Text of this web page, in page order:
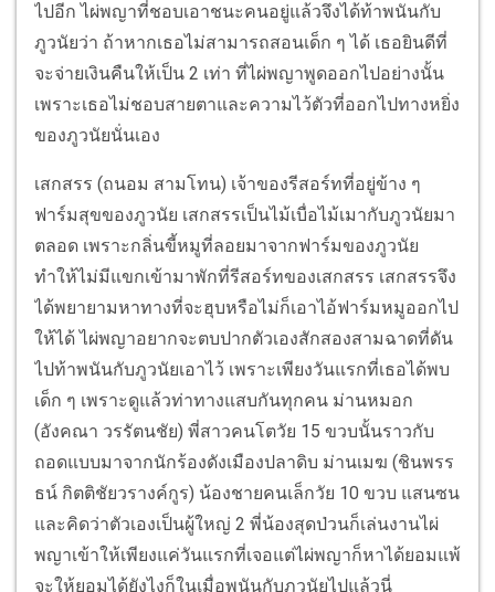
ไปอีก ไผ่พญาที่ชอบเอาชนะคนอยู่แล้วจึงได้ท้าพนันกับ
ภูวนัยว่า ถ้าหากเธอไม่สามารถสอนเด็ก ๆ ได้ เธอยินดีที่
จะจ่ายเงินคืนให้เป็น 2 เท่า ที่ไผ่พญาพูดออกไปอย่างนั้น
เพราะเธอไม่ชอบสายตาและความไว้ตัวที่ออกไปทางหยิ่ง
ของภูวนัยนั่นเอง
เสกสรร (ถนอม สามโทน) เจ้าของรีสอร์ทที่อยู่ข้าง ๆ
ฟาร์มสุขของภูวนัย เสกสรรเป็นไม้เบื่อไม้เมากับภูวนัยมา
ตลอด เพราะกลิ่นขี้หมูที่ลอยมาจากฟาร์มของภูวนัย
ทำให้ไม่มีแขกเข้ามาพักที่รีสอร์ทของเสกสรร เสกสรรจึง
ได้พยายามหาทางที่จะฮุบหรือไม่ก็เอาไอ้ฟาร์มหมูออกไป
ให้ได้ ไผ่พญาอยากจะตบปากตัวเองสักสองสามฉาดที่ดัน
ไปท้าพนันกับภูวนัยเอาไว้ เพราะเพียงวันแรกที่เธอได้พบ
เด็ก ๆ เพราะดูแล้วท่าทางแสบกันทุกคน ม่านหมอก
(อังคณา วรรัตนชัย) พี่สาวคนโตวัย 15 ขวบนั้นราวกับ
ถอดแบบมาจากนักร้องดังเมืองปลาดิบ ม่านเมฆ (ชินพรร
ธน์ กิตติชัยวรางค์กูร) น้องชายคนเล็กวัย 10 ขวบ แสนซน
และคิดว่าตัวเองเป็นผู้ใหญ่ 2 พี่น้องสุดป่วนก็เล่นงานไผ่
พญาเข้าให้เพียงแค่วันแรกที่เจอแต่ไผ่พญาก็หาได้ยอมแพ้
จะให้ยอมได้ยังไงก็ในเมื่อพนันกับภูวนัยไปแล้วนี่